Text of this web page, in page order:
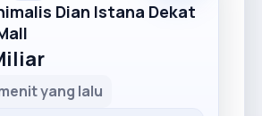
Dian Istana Dekat
yang lalu